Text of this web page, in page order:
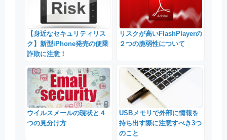
【身近なセキュリティリス
ク】新型iPhone発売の便乗
詐欺に注意！
リスクが高いFlashPlayerの
２つの脆弱性について
ウイルスメールの現状と４
つの見分け方
USBメモリで外部に情報を
持ち出す際に注意すべき3つ
のこと